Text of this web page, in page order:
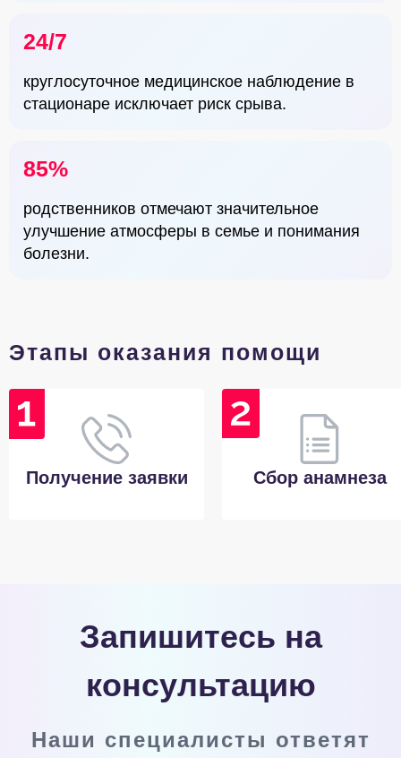
24/7
круглосуточное медицинское наблюдение в
стационаре исключает риск срыва.
85%
родственников отмечают значительное
улучшение атмосферы в семье и понимания
болезни.
Этапы оказания помощи
Получение заявки Сбор анамнеза
Запишитесь на
консультацию
Наши специалисты ответят